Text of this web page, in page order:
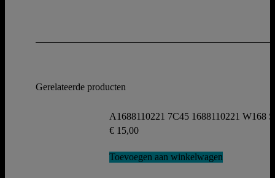
Gerelateerde producten
A1688110221 7C45 1688110221 W168
€ 15,00
Toevoegen aan winkelwagen